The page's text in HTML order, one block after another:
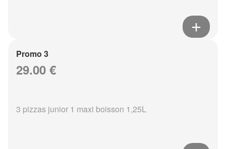
Promo 3
29.00 €
3 pizzas junior 1 maxi boisson 1,25L